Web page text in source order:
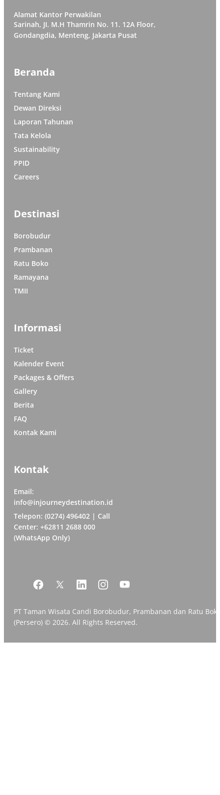
Alamat Kantor Perwakilan
Sarinah, JI. M.H Thamrin No. 11. 12A Floor,
Gondangdia, Menteng, Jakarta Pusat
Beranda
Tentang Kami
Dewan Direksi
Laporan Tahunan
Tata Kelola
Sustainability
PPID
Careers
Destinasi
Borobudur
Prambanan
Ratu Boko
Ramayana
TMII
Informasi
Ticket
Kalender Event
Packages & Offers
Gallery
Berita
FAQ
Kontak Kami
Kontak
Email:
info@injourneydestination.id
Telepon: (0274) 496402 | Call
Center: +62811 2688 000
(WhatsApp Only)
PT Taman Wisata Candi Borobudur, Prambanan dan Ratu
(Persero) © 2026. All Rights Reserved.